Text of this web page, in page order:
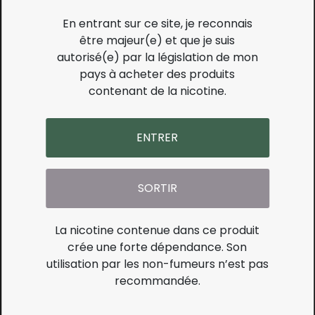
En entrant sur ce site, je reconnais
être majeur(e) et que je suis
autorisé(e) par la législation de mon
pays à acheter des produits
contenant de la nicotine.
ENTRER
SORTIR
La nicotine contenue dans ce produit
crée une forte dépendance. Son
utilisation par les non-fumeurs n’est pas
recommandée.
Prix
13,90 € Prix
5,90 €
CONCENTRÉ BLUE 10 ML -
Prix
5,90 €
CONCENTRÉ GREEN 10
Prix
5,90 €